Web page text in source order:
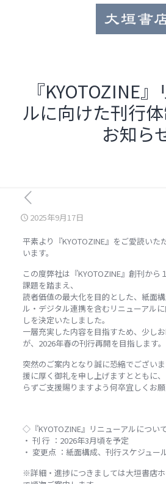
『KYOTOZINE
ルに向けた刊行
お知ら
2025年9月17日
平素より『KYOTOZINE』をご愛読いた
います。
この度弊社は『KYOTOZINE』創刊から
課題を踏まえ、
読者価値の最大化を目的とした、紙面
ル・デジタル連携を含むリニューアル
しを決定いたしました。
一層充実した内容を目指すため、少し
が、2026年春の刊行再開を目指します。
突然のご案内となり誠に恐縮でござい
援に厚く御礼を申し上げますとともに
らずご支援賜りますよう何卒宜しくお願
◇『KYOTOZINE』リニューアルについ
・ 刊 行 ：2026年3月頃を予定
・ 変更点 ：紙面構成、刊行スケジュー
※詳細・進捗につきましては大垣書店